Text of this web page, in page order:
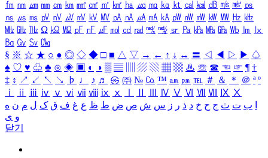
㎙ ㎚ ㎛ ㎜ ㎝ ㎞ ㎟ ㎠ ㎡ ㎢ ㏊ ㎍ ㎎ ㎏ ㏏ ㎈ ㎉ ㏈ ㎧ ㎨ ㎰
㎱ ㎲ ㎳ ㎴ ㎵ ㎶ ㎷ ㎸ ㎹ ㎀ ㎁ ㎂ ㎃ ㎄ ㎺ ㎻ ㎽ ㎾ ㎿ ㎐ ㎑
㎒ ㎓ ㎔ Ω ㏀ ㏁ ㎊ ㎋ ㎌ ㏖ ㏅ ㎭ ㎮ ㎯ ㏛ ㎩ ㎪ ㎫ ㎬ ㏝ ㏐
㏓
㏃ ㏉ ㏜ ㏆
§ ※ ☆ ★ ○ ● ◎ ◇ ◆ □ ■ △ ▽ → ← ↑ ↓ ↔ 〓 ◁ ◀ ▷ ▶ ♤
♠ ♡ ♥ ♧ ♣ ⊙ ◈ ▣ ◐ ◑ ▒ ▤ ▨ ▧ ▦ ▩ ♨ ☏ ☎ ☜ ☞ ¶ †
‡ ↕ ↗ ↙ ↖ ↘ ♭ ♩ ♪ ♬ ㉿ ㈜ № ㏇ ™ ㏂ ㏘ ℡ ＃ ＆ ＊ ＠ ª º
ⅰ
ⅱ ⅲ ⅳ ⅴ ⅵ ⅶ ⅷ ⅸ ⅹ Ⅳ Ⅴ Ⅵ Ⅶ Ⅷ Ⅸ Ⅹ
ب ت ث ج ح خ د ذ ر ز س ش ص ض ط ظ ع غ ف ق ک ل م ن ه
و ی
닫기